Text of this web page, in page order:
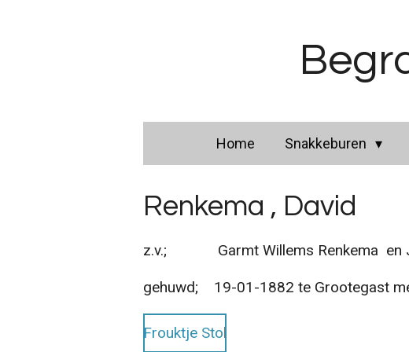
Home Snakkeburen
Renkema , David
z.v.; Garmt Willems Renkema en
gehuwd; 19-01-1882 te Grootegast
Frouktje Stol